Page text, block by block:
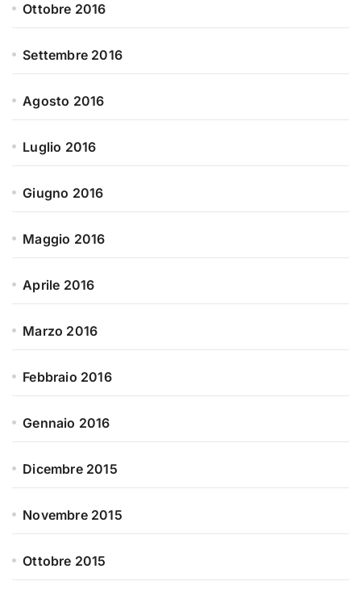
Ottobre 2016
Settembre 2016
Agosto 2016
Luglio 2016
Giugno 2016
Maggio 2016
Aprile 2016
Marzo 2016
Febbraio 2016
Gennaio 2016
Dicembre 2015
Novembre 2015
Ottobre 2015